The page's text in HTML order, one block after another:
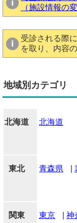
（施設情報の
受診される際
を取り、内容
地域別カテゴリ
北海道 北海道
東北 青森県
関東 東京 神